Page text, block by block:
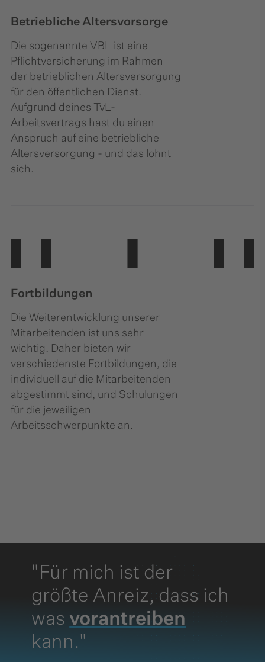
Betriebliche Altersvorsorge
Die sogenannte VBL ist eine
Pflichtversicherung im Rahmen
der betrieblichen Altersversorgung
für den öffentlichen Dienst.
Aufgrund deines TvL-
Arbeitsvertrags hast du einen
Anspruch auf eine betriebliche
Altersversorgung - und das lohnt
sich.
Fortbildungen
Die Weiterentwicklung unserer
Mitarbeitenden ist uns sehr
wichtig. Daher bieten wir
verschiedenste Fortbildungen, die
individuell auf die Mitarbeitenden
abgestimmt sind, und Schulungen
für die jeweiligen
Arbeitsschwerpunkte an.
"Für mich ist der
größte Anreiz, dass ich
was vorantreiben
kann."